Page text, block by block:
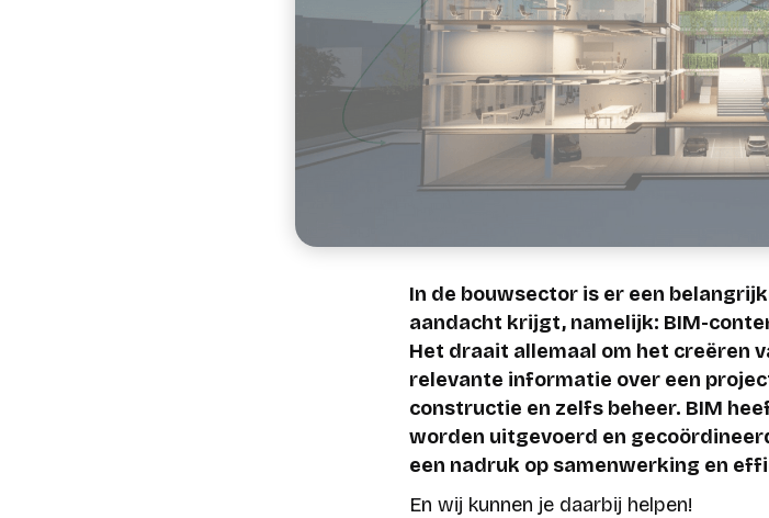
In de bouwsector is er een
aandacht krijgt, namelijk: BIM-
Het draait allemaal om het creëren
relevante informatie over een
constructie en zelfs beheer. BIM
worden uitgevoerd en
een nadruk op samenwerking en
En wij kunnen je daarbij helpen!